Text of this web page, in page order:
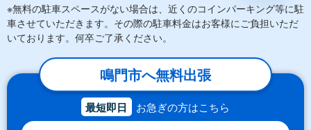
※無料の駐車スペースがない場合は、近くのコインパーキング等に駐
車させていただきます。その際の駐車料金はお客様にご負担いただ
いております。何卒ご了承ください。
鳴門市へ無料出張
最短即日 お急ぎの方はこちら